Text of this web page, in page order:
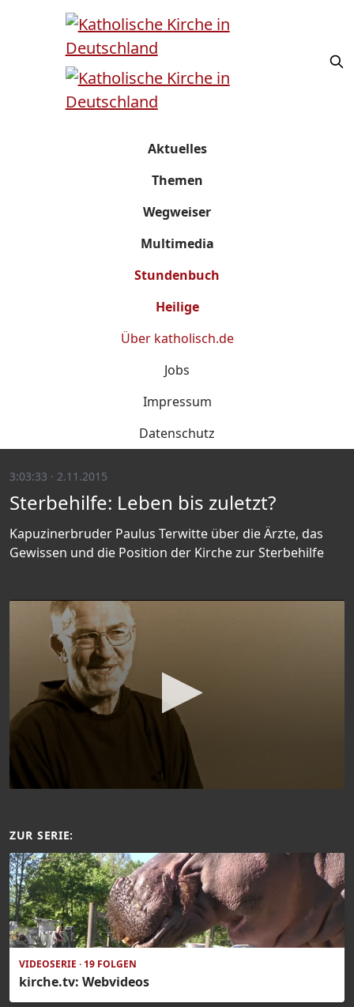
Aktuelles
Themen
Wegweiser
Multimedia
Stundenbuch
Heilige
Über katholisch.de
Jobs
Impressum
Datenschutz
3:03:33 · 2.11.2015
Sterbehilfe: Leben bis zuletzt?
Kapuzinerbruder Paulus Terwitte über die Ärzte, das
Gewissen und die Position der Kirche zur Sterbehilfe
ZUR SERIE:
VIDEOSERIE · 19 FOLGEN
kirche.tv: Webvideos